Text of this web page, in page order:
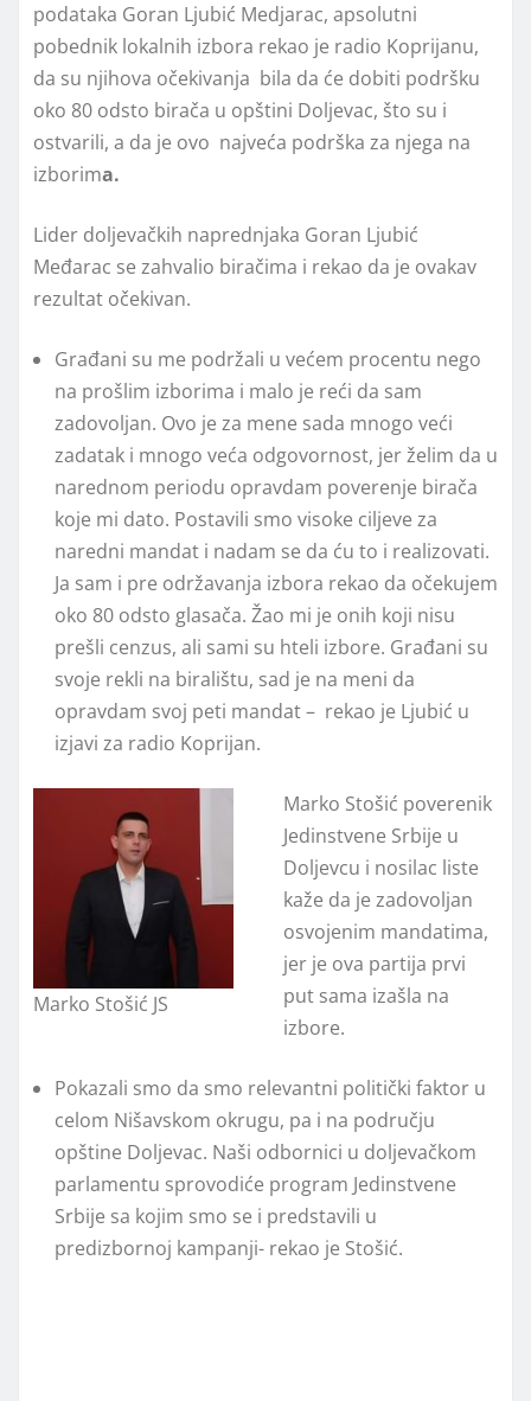
podataka Goran Ljubić Medjarac, apsolutni
pobednik lokalnih izbora rekao je radio Koprijanu,
da su njihova očekivanja bila da će dobiti podršku
oko 80 odsto birača u opštini Doljevac, što su i
ostvarili, a da je ovo najveća podrška za njega na
izborima.
Lider doljevačkih naprednjaka Goran Ljubić
Međarac se zahvalio biračima i rekao da je ovakav
rezultat očekivan.
Građani su me podržali u većem procentu nego
na prošlim izborima i malo je reći da sam
zadovoljan. Ovo je za mene sada mnogo veći
zadatak i mnogo veća odgovornost, jer želim da u
narednom periodu opravdam poverenje birača
koje mi dato. Postavili smo visoke ciljeve za
naredni mandat i nadam se da ću to i realizovati.
Ja sam i pre održavanja izbora rekao da očekujem
oko 80 odsto glasača. Žao mi je onih koji nisu
prešli cenzus, ali sami su hteli izbore. Građani su
svoje rekli na biralištu, sad je na meni da
opravdam svoj peti mandat – rekao je Ljubić u
izjavi za radio Koprijan.
Marko Stošić JS
Marko Stošić poverenik
Jedinstvene Srbije u
Doljevcu i nosilac liste
kaže da je zadovoljan
osvojenim mandatima,
jer je ova partija prvi
put sama izašla na
izbore.
Pokazali smo da smo relevantni politički faktor u
celom Nišavskom okrugu, pa i na području
opštine Doljevac. Naši odbornici u doljevačkom
parlamentu sprovodiće program Jedinstvene
Srbije sa kojim smo se i predstavili u
predizbornoj kampanji- rekao je Stošić.